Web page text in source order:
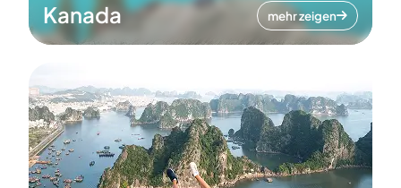
Kanada mehr zeigen